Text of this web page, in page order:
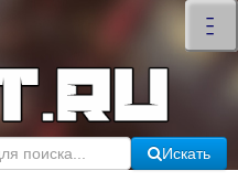
–
–
–
×
Искать